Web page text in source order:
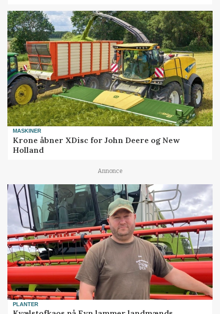
MASKINER
Krone åbner XDisc for John Deere og New
Holland
Annonce
PLANTER